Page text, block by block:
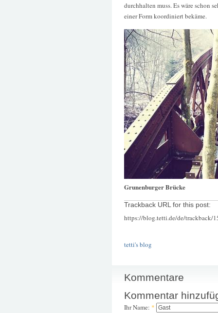
durchhalten muss. Es wäre schon
einer Form koordiniert bekäme.
Grunenburger Brücke
Trackback URL for this post:
https://blog.tetti.de/de/trackback/
tetti's blog
Kommentare
Kommentar
Ihr Name: *